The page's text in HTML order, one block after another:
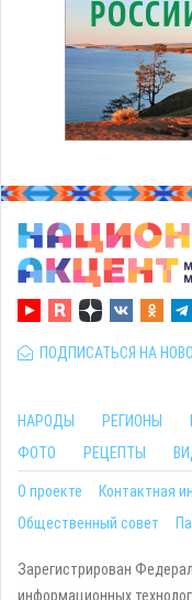
ПОДПИСАТЬСЯ НА
НАРОДЫ РЕГИОНЫ
ФОТО
РЕЦЕПТЫ
О проекте Контактная
Общественный совет
Зарегистрирован
информационных